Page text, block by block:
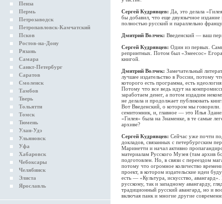
Пенза
Пермь
Петрозаводск
Петропавловск-Камчатский
Псков
Ростов-на-Дону
Рязань
Самара
Санкт-Петербург
Саратов
Смоленск
Тамбов
Тверь
Тольятти
Томск
Тюмень
Улан-Удэ
Ульяновск
Уфа
Хабаровск
Чебоксары
Челябинск
Элиста
Ярославль
Сергей Кудрявцев: Да, это делала
бы добавил, что еще двуязычное
полностью русский и параллельно
Дмитрий Волчек: Введенский — ваш
Сергей Кудрявцев: Один из первых.
репринтных. Потом был «Змеесос»
книгой.
Дмитрий Волчек: Замечательный
лучшее издательство в России, потому
которого есть программа, есть
Потому что все ведь идут на
заработаем денег, а потом издадим
не делала и продолжает публиковать
Вот Введенский, о котором мы
семитомник, и, главное — это Илья
«Гилея» была на Знаменке, в те самые
архиве?
Сергей Кудрявцев: Сейчас уже почти
докладов, связанных с петербургским
Маринетти и начал активно
материалам Русского Музея (там архив
подготовлен. Но, в связи с переездом
потому что огромное количество
проект, в котором издательские идеи
есть — «Культура, искусство,
русскому, так и западному авангарду,
традиционный русский авангард, но и
включая панк и многие другие